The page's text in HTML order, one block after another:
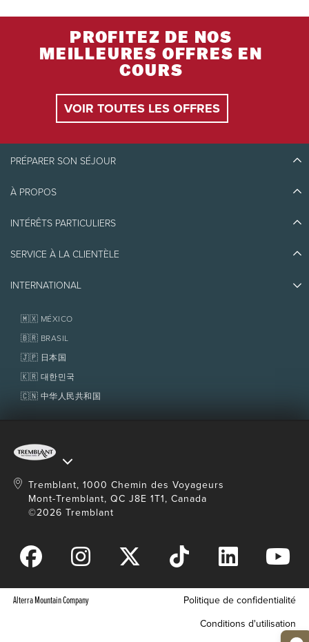
PROFITEZ DE NOS
MEILLEURES OFFRES EN
COURS
VOIR TOUTES LES OFFRES
PRÉPARER SON SÉJOUR
Découvrir Tremblant
Quoi faire
À PROPOS
Écoresponsabilité
Prix d'excellence
INTÉRÊTS PARTICULIERS
Emplois et carrières
Services aux propriétaires
Fondation Tremblant
SERVICE À LA CLIENTÈLE
Nous joindre
Politiques
INTERNATIONAL
🇲🇽 MÉXICO
🇧🇷 BRASIL
🇯🇵 日本国
🇰🇷 대한민국
🇨🇳 中华人民共和国
Tremblant, 1000 Chemin des Voyageurs
Mont-Tremblant, QC J8E 1T1, Canada
©2026 Tremblant
Alterra Mountain Company
Politique de confidentialité
Conditions d'utilisation